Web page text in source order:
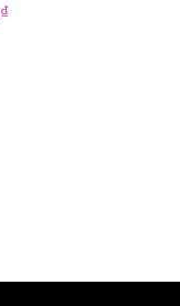
₫